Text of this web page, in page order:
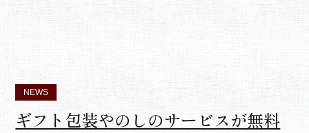
NEWS
ギフト包装やのしのサービスが無料